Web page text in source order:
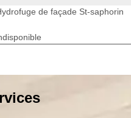
de façade St-saphorin